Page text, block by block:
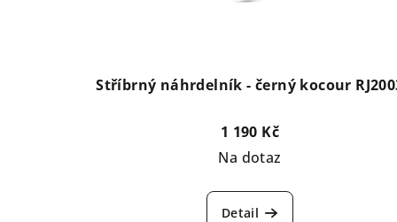
Stříbrný náhrdelník - černý kocour
1 190 Kč
Na dotaz
Detail